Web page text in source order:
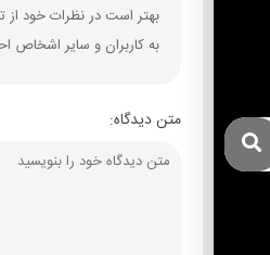
بهتر است در نظرات خود از
به کاربران و سایر اشخاص
متن دیدگاه: